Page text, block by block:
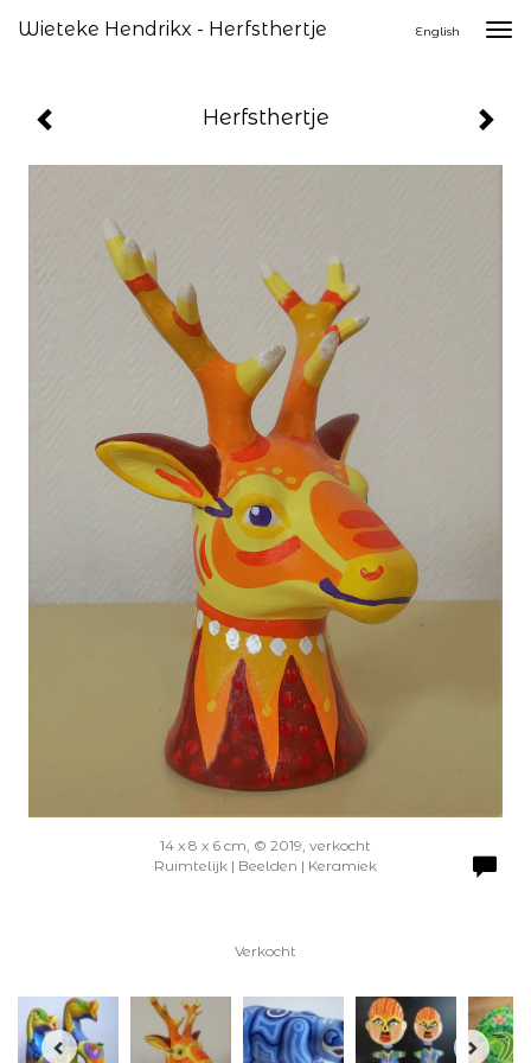
Wieteke Hendrikx - Herfsthertje English
Herfsthertje
14 x 8 x 6 cm, © 2019, verkocht
Ruimtelijk | Beelden | Keramiek
Verkocht